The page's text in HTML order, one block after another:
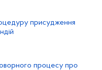
присудження
процесу про